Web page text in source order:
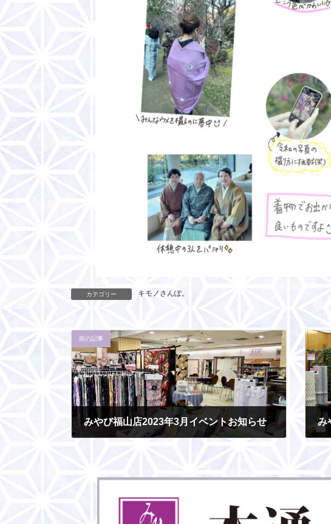
カテゴリー キモノさんぽ。
前の記事
みやび福山店2023年3月イベントお知らせ
2023-02-27